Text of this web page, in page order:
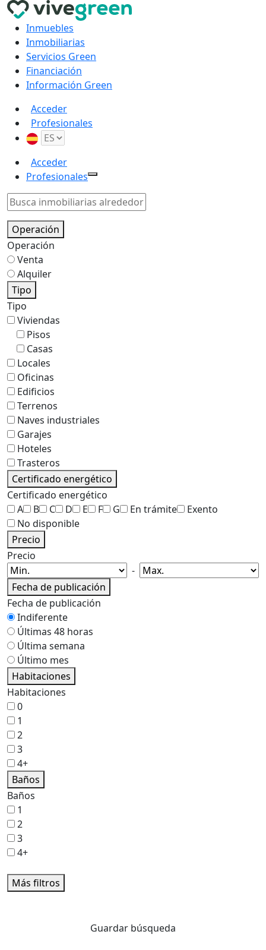
Inmuebles
Inmobiliarias
Servicios Green
Financiación
Información Green
Acceder
Profesionales
Acceder
Profesionales
Operación
Operación
Venta
Alquiler
Tipo
Tipo
Viviendas
Pisos
Casas
Locales
Oficinas
Edificios
Terrenos
Naves industriales
Garajes
Hoteles
Trasteros
Certificado energético
Certificado energético
A
B C D E F G En trámite
Exento
No disponible
Precio
Precio
-
Fecha de publicación
Fecha de publicación
Indiferente
Últimas 48 horas
Última semana
Último mes
Habitaciones
Habitaciones
0
1
2
3
4+
Baños
Baños
1
2
3
4+
Más filtros
Guardar búsqueda